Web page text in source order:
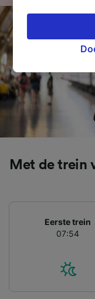
Met de trein
Eerste trein
07:54
verwerken.
of wijzigen
Daaronder
verwerking
belangen
instellingen
pagina met
keuzes
voor de
identificatie.
opslaan en/of
advertenties